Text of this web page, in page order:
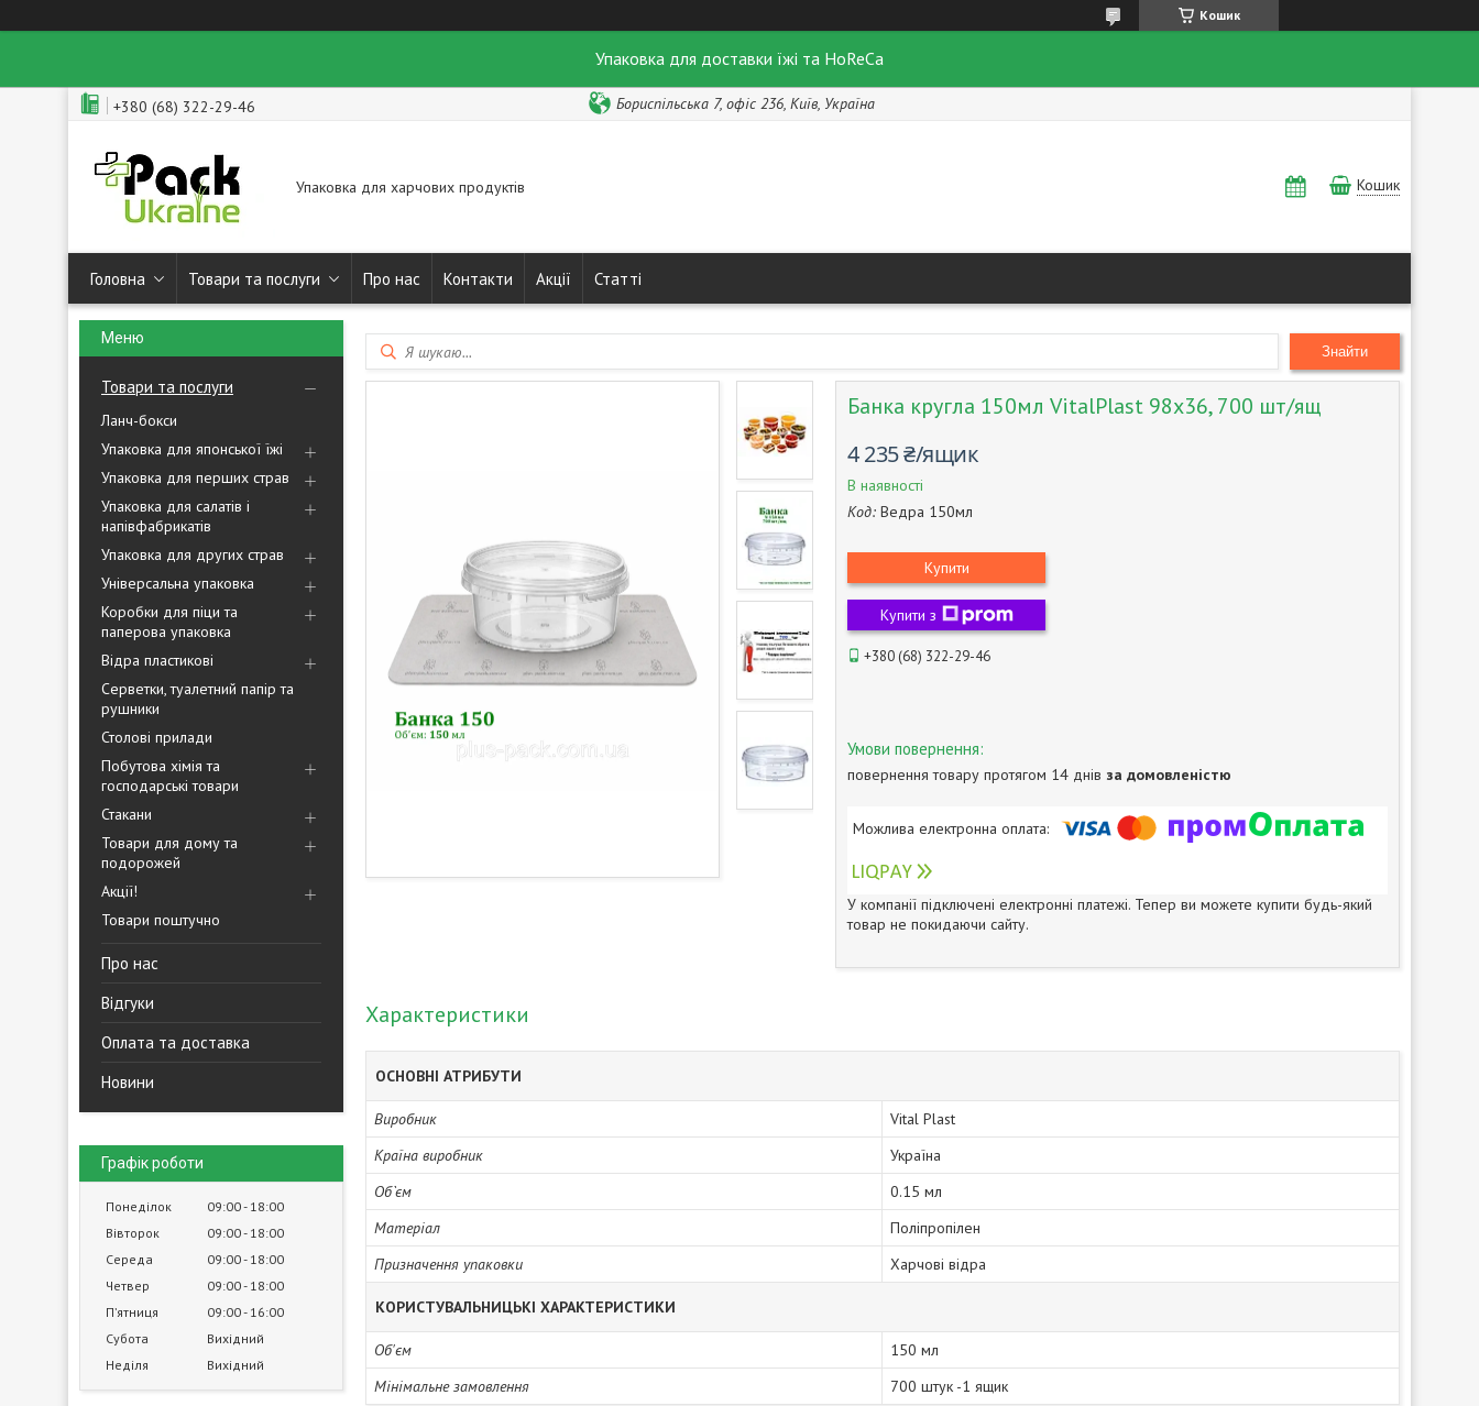
Кошик
Упаковка для доставки їжі та HoReCa
+380 (68) 322-29-46 Бориспільська 7, офіс 236, Київ, Україна
Упаковка для харчових продуктів Кошик
Головна Товари та послуги Про нас Контакти Акції Статті
Товари та послуги
Ланч-бокси
Упаковка для японської їжі
Упаковка для перших страв
Упаковка для салатів і
напівфабрикатів
Упаковка для других страв
Універсальна упаковка
Коробки для піци та
паперова упаковка
Відра пластикові
Серветки, туалетний папір та
рушники
Столові прилади
Побутова хімія та
господарські товари
Стакани
Товари для дому та
подорожей
Акції!
Товари поштучно
Про нас
Відгуки
Оплата та доставка
Новини
Графік роботи
Понеділок 09:00 18:00
Вівторок
09:00 18:00
Середа
09:00 18:00
Четвер
09:00 18:00
Пʼятниця
09:00 16:00
Субота
Вихідний
Неділя
Вихідний
Знайти
Банка кругла 150мл VitalPlast 98х36, 700 шт/ящ
4 235 ₴/ящик
В наявності
Код: Ведра 150мл
Купити
Купити з
+380 (68) 322-29-46
повернення товару протягом 14 днів за домовленістю
У компанії підключені електронні платежі. Тепер ви можете купити будь-який
товар не покидаючи сайту.
Характеристики
ОСНОВНІ АТРИБУТИ
Виробник
Vital Plast
Країна виробник
Україна
Об`єм
0.15 мл
Матеріал
Поліпропілен
Призначення упаковки
Харчові відра
КОРИСТУВАЛЬНИЦЬКІ ХАРАКТЕРИСТИКИ
Об'єм
150 мл
Мінімальне замовлення
700 штук -1 ящик